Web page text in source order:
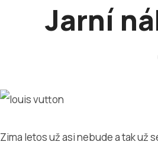
Jarní
Zima letos už asi nebude a tak už